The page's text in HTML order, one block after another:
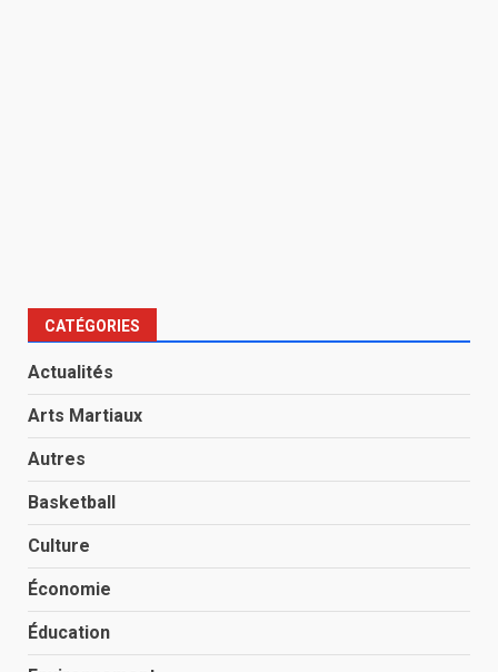
CATÉGORIES
Actualités
Arts Martiaux
Autres
Basketball
Culture
Économie
Éducation